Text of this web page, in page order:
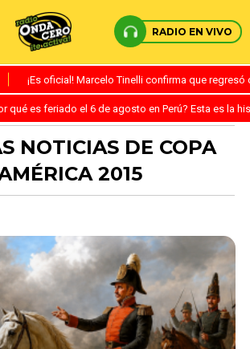
RADIO EN VIVO
¡Es oficial! Marcelo Tinelli confirma que
qué es feriado el 6 de agosto en Perú? Esta es la
NOTICIAS DE COPA
2015